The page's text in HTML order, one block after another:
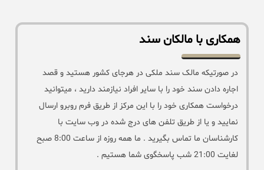
همکاری با مالکان سند
در صورتیکه مالک سند ملکی در هرجای کشور هستید و قصد
اجاره دادن سند خود را با سایر افراد نیازمند دارید ، میتوانید
درخواست همکاری خود را با این مرکز از طریق فرم روبرو ارسال
نمایید و یا از طریق تلفن های درج شده در وب سایت با
کارشناسان ما تماس بگیرید . ما همه روزه از ساعت 8:00 صبح
لغایت 21:00 شب پاسخگوی شما هستیم .